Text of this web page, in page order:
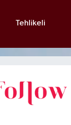
Tehlikeli